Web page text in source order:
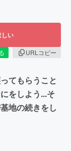
しい
URLコピー
てもらうこと
をしよう...そ
地の続きをし